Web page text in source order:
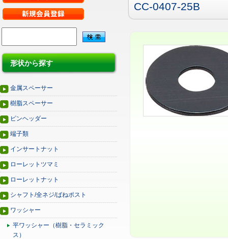
形状から探す
金属スペーサー
樹脂スペーサー
ピンヘッダー
端子類
インサートナット
ローレットツマミ
ローレットナット
シャフト/全ネジ/ばねポスト
ワッシャー
平ワッシャー（樹脂・セラミック
ス）
CC-0407-25B